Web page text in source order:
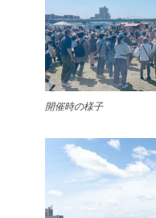
開催時の様子